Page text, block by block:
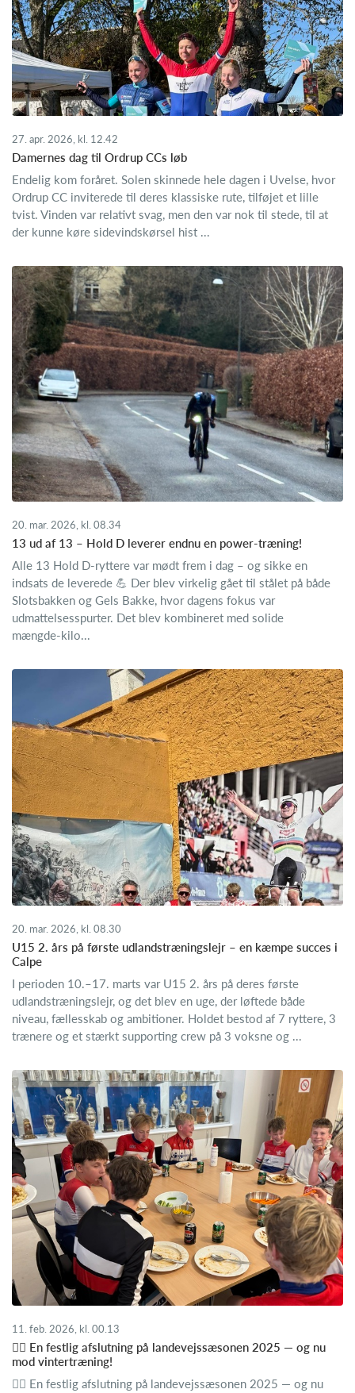
27. apr. 2026, kl. 12.42
Damernes dag til Ordrup CCs løb
Endelig kom foråret. Solen skinnede hele dagen i Uvelse, hvor
Ordrup CC inviterede til deres klassiske rute, tilføjet et lille
tvist. Vinden var relativt svag, men den var nok til stede, til at
der kunne køre sidevindskørsel hist ...
20. mar. 2026, kl. 08.34
13 ud af 13 – Hold D leverer endnu en power‑træning!
Alle 13 Hold D‑ryttere var mødt frem i dag – og sikke en
indsats de leverede 💪 Der blev virkelig gået til stålet på både
Slotsbakken og Gels Bakke, hvor dagens fokus var
udmattelsesspurter. Det blev kombineret med solide
mængde‑kilo...
20. mar. 2026, kl. 08.30
U15 2. års på første udlandstræningslejr – en kæmpe succes i
Calpe
I perioden 10.–17. marts var U15 2. års på deres første
udlandstræningslejr, og det blev en uge, der løftede både
niveau, fællesskab og ambitioner. Holdet bestod af 7 ryttere, 3
trænere og et stærkt supporting crew på 3 voksne og ...
11. feb. 2026, kl. 00.13
🚴‍♂️ En festlig afslutning på landevejssæsonen 2025 — og nu
mod vintertræning!
🚴‍♂️ En festlig afslutning på landevejssæsonen 2025 — og nu